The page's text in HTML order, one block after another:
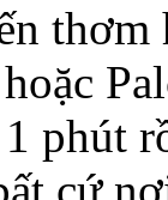
phút
cứ